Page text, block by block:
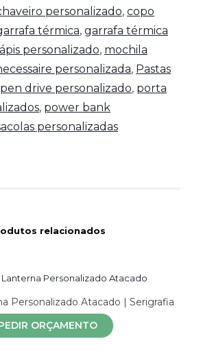
personalizado, copo
térmica, garrafa térmica
lápis personalizado, mochila
personalizada, Pastas
pen drive personalizado, porta
, power bank
personalizadas
relacionados
Personalizado Atacado | Serigrafia
ORÇAMENTO